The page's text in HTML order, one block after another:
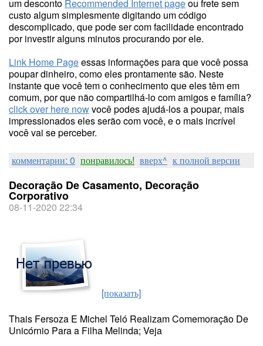
um desconto Recommended Internet pageou frete sem
custo algum simplesmente digitando um código
descomplicado, que pode ser com facilidade encontrado
por investir alguns minutos procurando por ele.
Link Home Pageessas informações para que você possa
poupar dinheiro, como eles prontamente são. Neste
instante que você tem o conhecimento que eles têm em
comum, por que não compartilhá-lo com amigos e família?
click over here nowvocê podes ajudá-los a poupar, mais
impressionados eles serão com você, e o mais incrível
você vai se perceber.
комментарии: 0 понравилось! вверх^ к полной версии
Decoração De Casamento, Decoração
Corporativo
08-11-2020 22:34
[показать]
Thais Fersoza E Michel Teló Realizam Comemoração De
Unicórnio Para a Filha Melinda; Veja